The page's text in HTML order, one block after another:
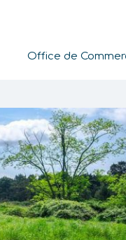
Office de